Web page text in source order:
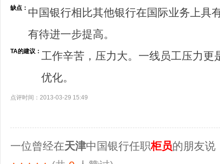
缺点： 中国银行相比其他银行在国际业务上具
有待进一步提高。
TA的建议： 工作辛苦，压力大。一线员工压力更
优化。
点评时间：2013-03-29 15:49
一位曾经在天津中国银行任职柜员的朋友说